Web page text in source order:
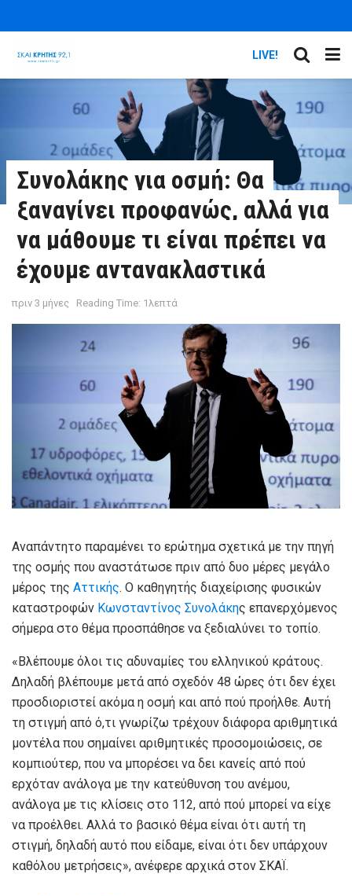
LIVE!
Συνολάκης για οσμή: Θα
ξαναγίνει προφανώς, αλλά για
να μάθουμε τι είναι πρέπει να
έχουμε αντανακλαστικά
πριν 3 μήνες Reading Time: 1λεπτά
Αναπάντητο παραμένει το ερώτημα σχετικά με την πηγή
της οσμής που αναστάτωσε πριν από δυο μέρες μεγάλο
μέρος της Αττικής. Ο καθηγητής διαχείρισης φυσικών
καταστροφών Κωνσταντίνος Συνολάκης επανερχόμενος
σήμερα στο θέμα προσπάθησε να ξεδιαλύνει το τοπίο.
«Βλέπουμε όλοι τις αδυναμίες του ελληνικού κράτους.
Δηλαδή βλέπουμε μετά από σχεδόν 48 ώρες ότι δεν έχει
προσδιοριστεί ακόμα η οσμή και από πού προήλθε. Αυτή
τη στιγμή από ό,τι γνωρίζω τρέχουν διάφορα αριθμητικά
μοντέλα που σημαίνει αριθμητικές προσομοιώσεις, σε
κομπιούτερ, που να μπορέσει να δει κανείς από πού
ερχόταν ανάλογα με την κατεύθυνση του ανέμου,
ανάλογα με τις κλίσεις στο 112, από πού μπορεί να είχε
να προέλθει. Αλλά το βασικό θέμα είναι ότι αυτή τη
στιγμή, δηλαδή αυτό που είδαμε, είναι ότι δεν υπάρχουν
καθόλου μετρήσεις», ανέφερε αρχικά στον ΣΚΑΪ.